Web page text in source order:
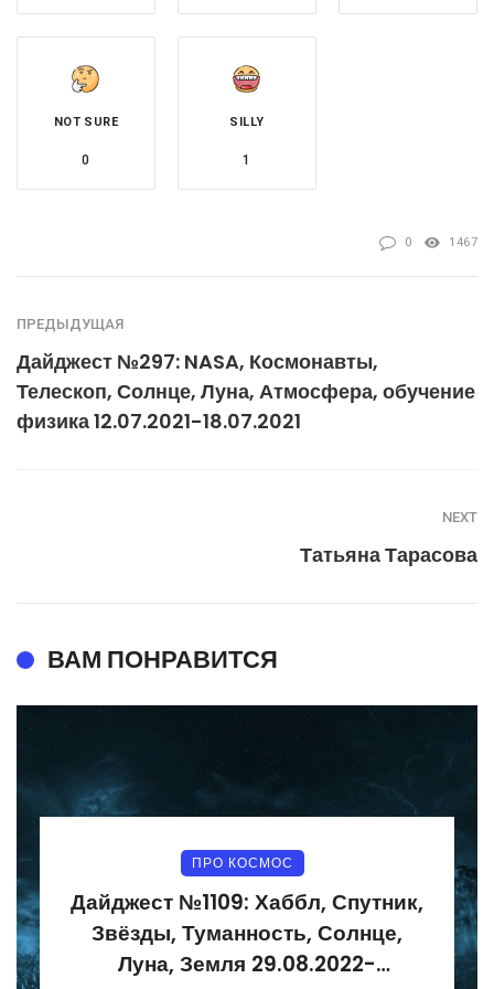
NOT SURE
0
SILLY
1
0 1467
ПРЕДЫДУЩАЯ
Дайджест №297: NASA, Космонавты,
Телескоп, Солнце, Луна, Атмосфера, обучение
физика 12.07.2021-18.07.2021
NEXT
Татьяна Тарасова
ВАМ ПОНРАВИТСЯ
ПРО КОСМОС
Дайджест №1109: Хаббл, Спутник,
Звёзды, Туманность, Солнце,
Луна, Земля 29.08.2022-